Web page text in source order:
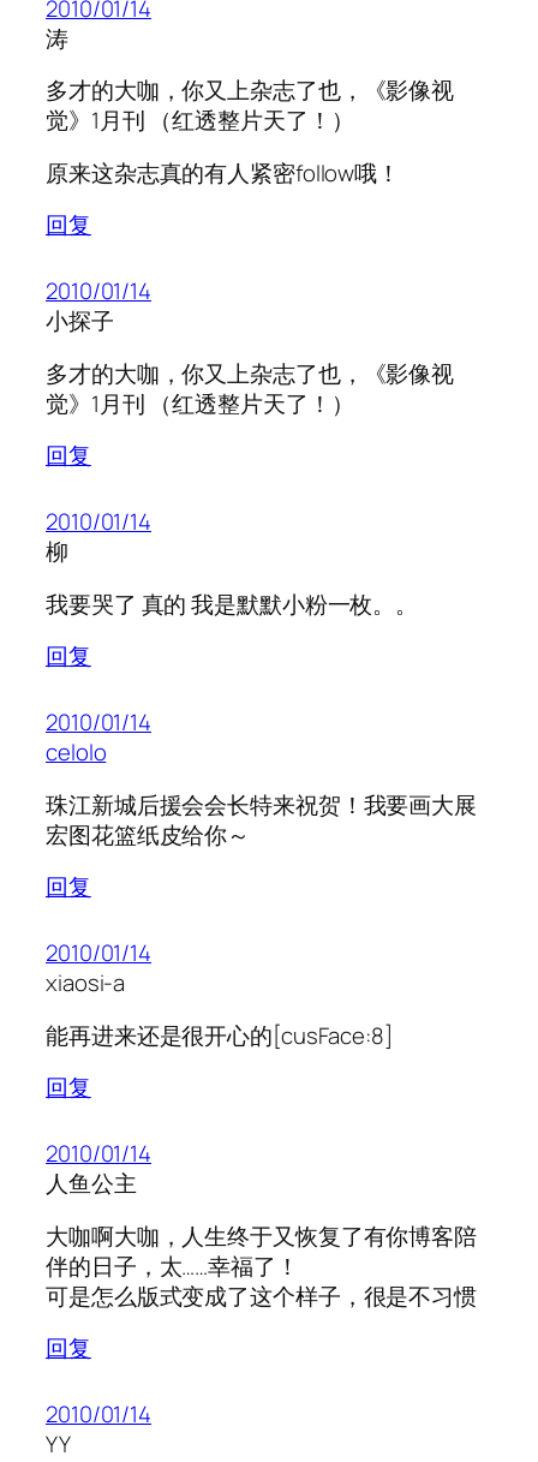
2010/01/14
涛
多才的大咖，你又上杂志了也，《影像视
觉》1月刊 （红透整片天了！）
原来这杂志真的有人紧密follow哦！
回复
2010/01/14
小探子
多才的大咖，你又上杂志了也，《影像视
觉》1月刊 （红透整片天了！）
回复
2010/01/14
柳
我要哭了 真的 我是默默小粉一枚。。
回复
2010/01/14
celolo
珠江新城后援会会长特来祝贺！我要画大展
宏图花篮纸皮给你～
回复
2010/01/14
xiaosi-a
能再进来还是很开心的[cusFace:8]
回复
2010/01/14
人鱼公主
大咖啊大咖，人生终于又恢复了有你博客陪
伴的日子，太……幸福了！
可是怎么版式变成了这个样子，很是不习惯
回复
2010/01/14
YY